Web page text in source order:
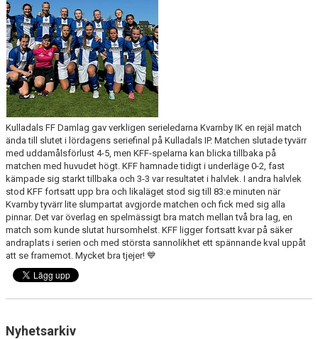
MATCHER
TRUPPEN
BILDGALLERI
DOKUMENT
KONTAKT
KFF DAM INSTAGRAM
Kulladals FF Damlag gav verkligen serieledarna Kvarnby IK en rejäl match
ända till slutet i lördagens seriefinal på Kulladals IP. Matchen slutade tyvärr
med uddamålsförlust 4-5, men KFF-spelarna kan blicka tillbaka på
matchen med huvudet högt. KFF hamnade tidigt i underläge 0-2, fast
kämpade sig starkt tillbaka och 3-3 var resultatet i halvlek. I andra halvlek
stod KFF fortsatt upp bra och likaläget stod sig till 83:e minuten när
Kvarnby tyvärr lite slumpartat avgjorde matchen och fick med sig alla
pinnar. Det var överlag en spelmässigt bra match mellan två bra lag, en
match som kunde slutat hursomhelst. KFF ligger fortsatt kvar på säker
andraplats i serien och med största sannolikhet ett spännande kval uppåt
att se framemot. Mycket bra tjejer! 💙
Nyhetsarkiv